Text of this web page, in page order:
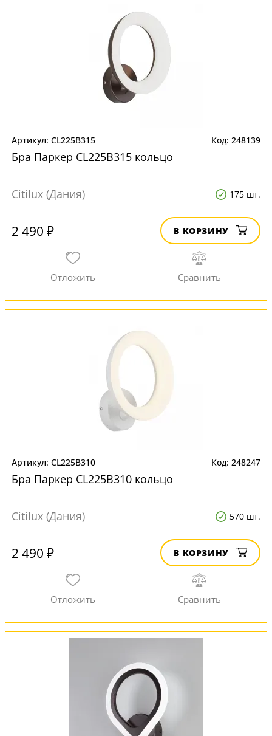
CL225B315 248139
Бра Паркер CL225B315 кольцо
Citilux (Дания) 175 шт.
2 490 ₽ В КОРЗИНУ
CL225B310 248247
Бра Паркер CL225B310 кольцо
Citilux (Дания) 570 шт.
2 490 ₽ В КОРЗИНУ